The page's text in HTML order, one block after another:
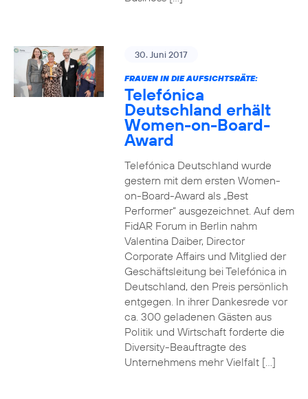
30. Juni 2017
FRAUEN IN DIE AUFSICHTSRÄTE:
Telefónica
Deutschland erhält
Women-on-Board-
Award
Telefónica Deutschland wurde
gestern mit dem ersten Women-
on-Board-Award als „Best
Performer“ ausgezeichnet. Auf dem
FidAR Forum in Berlin nahm
Valentina Daiber, Director
Corporate Affairs und Mitglied der
Geschäftsleitung bei Telefónica in
Deutschland, den Preis persönlich
entgegen. In ihrer Dankesrede vor
ca. 300 geladenen Gästen aus
Politik und Wirtschaft forderte die
Diversity-Beauftragte des
Unternehmens mehr Vielfalt […]